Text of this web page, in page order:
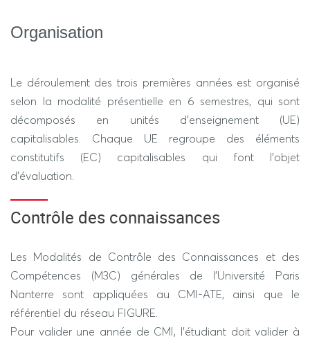
Organisation
Le déroulement des trois premières années est organisé
selon la modalité présentielle en 6 semestres, qui sont
décomposés en unités d'enseignement (UE)
capitalisables. Chaque UE regroupe des éléments
constitutifs (EC) capitalisables qui font l’objet
d’évaluation.
Contrôle des connaissances
Les Modalités de Contrôle des Connaissances et des
Compétences (M3C) générales de l'Université Paris
Nanterre sont appliquées au CMI-ATE, ainsi que le
référentiel du réseau FIGURE.
Pour valider une année de CMI, l'étudiant doit valider à